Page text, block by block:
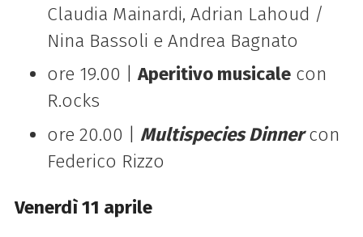
Claudia Mainardi, Adrian Lahoud /
Nina Bassoli e Andrea Bagnato
ore 19.00 |Aperitivo musicalecon
R.ocks
ore 20.00 | Multispecies Dinnercon
Federico Rizzo
Venerdì 11 aprile